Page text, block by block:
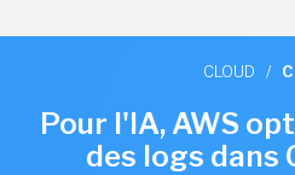
CLOUD /
Pour l'IA, AWS
des logs dans